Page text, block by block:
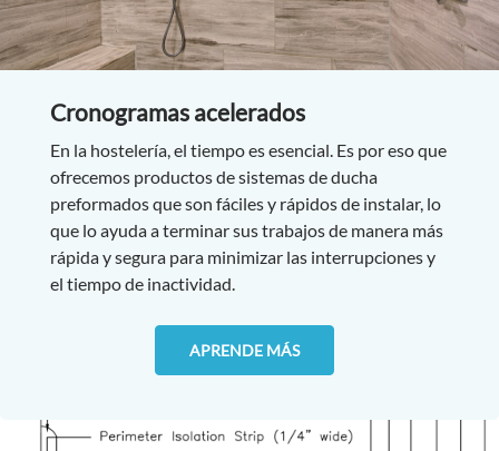
Cronogramas acelerados
En la hostelería, el tiempo es esencial. Es por eso que
ofrecemos productos de sistemas de ducha
preformados que son fáciles y rápidos de instalar, lo
que lo ayuda a terminar sus trabajos de manera más
rápida y segura para minimizar las interrupciones y
el tiempo de inactividad.
APRENDE MÁS